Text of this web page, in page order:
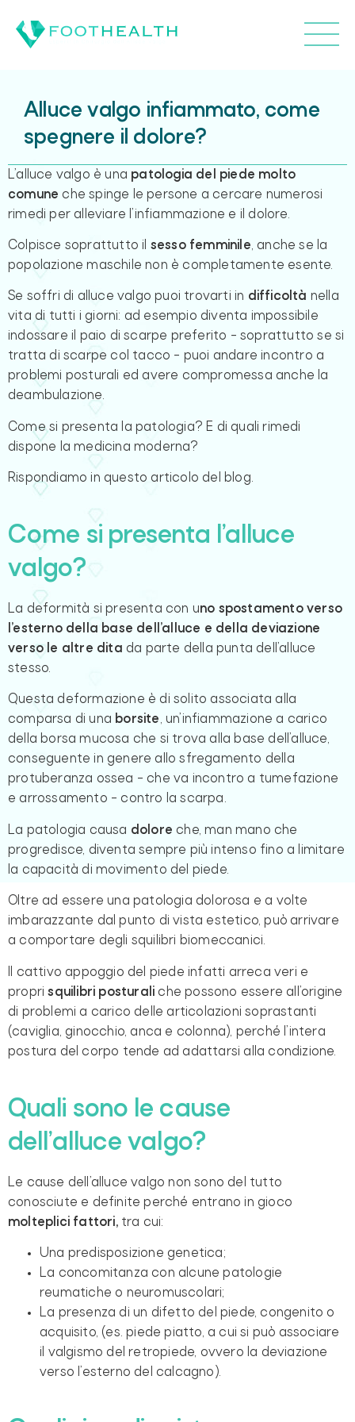
Alluce valgo infiammato, come
spegnere il dolore?
L’alluce valgo è una patologia del piede molto
comune che spinge le persone a cercare numerosi
rimedi per alleviare l’infiammazione e il dolore.
Colpisce soprattutto il sesso femminile, anche se la
popolazione maschile non è completamente esente.
Se soffri di alluce valgo puoi trovarti in difficoltà nella
vita di tutti i giorni: ad esempio diventa impossibile
indossare il paio di scarpe preferito – soprattutto se si
tratta di scarpe col tacco – puoi andare incontro a
problemi posturali ed avere compromessa anche la
deambulazione.
Come si presenta la patologia? E di quali rimedi
dispone la medicina moderna?
Rispondiamo in questo articolo del blog.
Come si presenta l’alluce
valgo?
La deformità si presenta con uno spostamento verso
l’esterno della base dell’alluce e della deviazione
verso le altre dita da parte della punta dell’alluce
stesso.
Questa deformazione è di solito associata alla
comparsa di una borsite, un’infiammazione a carico
della borsa mucosa che si trova alla base dell’alluce,
conseguente in genere allo sfregamento della
protuberanza ossea – che va incontro a tumefazione
e arrossamento – contro la scarpa.
La patologia causa dolore che, man mano che
progredisce, diventa sempre più intenso fino a limitare
la capacità di movimento del piede.
Oltre ad essere una patologia dolorosa e a volte
imbarazzante dal punto di vista estetico, può arrivare
a comportare degli squilibri biomeccanici.
Il cattivo appoggio del piede infatti arreca veri e
proprisquilibri posturali che possono essere all’origine
di problemi a carico delle articolazioni soprastanti
(caviglia, ginocchio, anca e colonna), perché l’intera
postura del corpo tende ad adattarsi alla condizione.
Quali sono le cause
dell’alluce valgo?
Le cause dell’alluce valgo non sono del tutto
conosciute e definite perché entrano in gioco
molteplici fattori, tra cui:
Una predisposizione genetica;
La concomitanza con alcune patologie
reumatiche o neuromuscolari;
La presenza di un difetto del piede, congenito o
acquisito, (es. piede piatto, a cui si può associare
il valgismo del retropiede, ovvero la deviazione
verso l’esterno del calcagno).